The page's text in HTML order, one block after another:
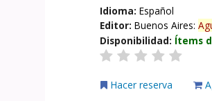
Idioma:Español
Editor:Buenos Aires:
Disponibilidad: Ítems
Hacer reserva